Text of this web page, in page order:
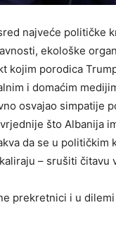
najveće političke
ekološke
kojim porodica
i domaćim
osvajao simpatije
što Albanija
da se u
– srušiti čitavu
prekretnici i u